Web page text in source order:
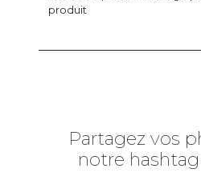
produit
Partagez vos
notre